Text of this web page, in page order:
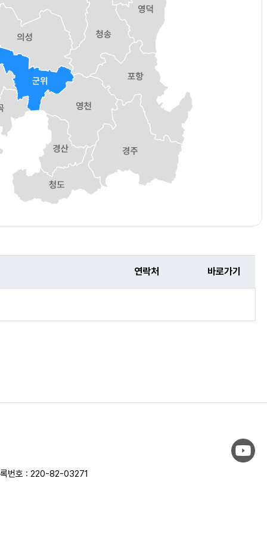
연락처 바로가기
록번호 : 220-82-03271